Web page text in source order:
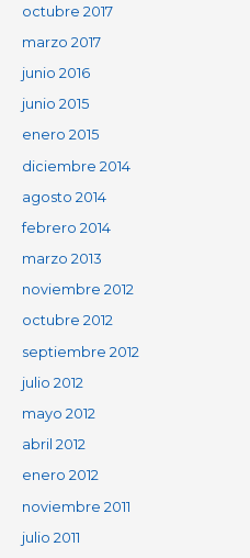
octubre 2017
marzo 2017
junio 2016
junio 2015
enero 2015
diciembre 2014
agosto 2014
febrero 2014
marzo 2013
noviembre 2012
octubre 2012
septiembre 2012
julio 2012
mayo 2012
abril 2012
enero 2012
noviembre 2011
julio 2011